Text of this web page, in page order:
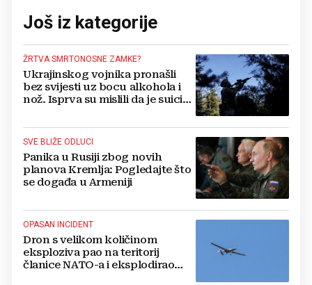
Još iz kategorije
ŽRTVA SMRTONOSNE ZAMKE?
Ukrajinskog vojnika pronašli
bez svijesti uz bocu alkohola i
nož. Isprva su mislili da je suicid,
SVE BLIŽE ODLUCI
Panika u Rusiji zbog novih
planova Kremlja: Pogledajte što
se događa u Armeniji
OPASAN INCIDENT
Dron s velikom količinom
eksploziva pao na teritorij
članice NATO-a i eksplodirao